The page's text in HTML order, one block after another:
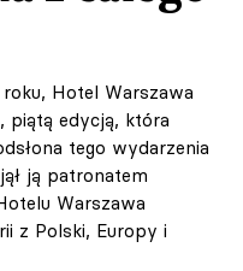
Hotel Warszawa
piątą edycją, która
tego wydarzenia
ją patronatem
Warszawa
z Polski, Europy i